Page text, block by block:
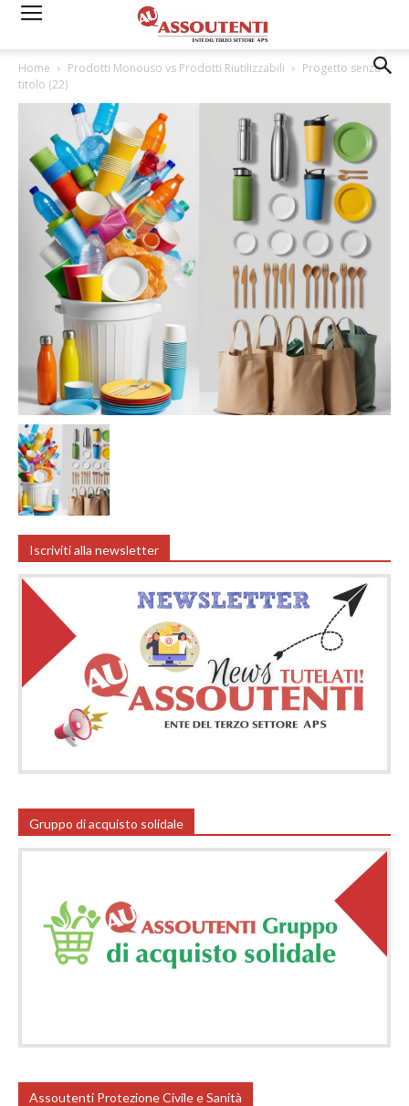
Home Prodotti Monouso vs Prodotti Riutilizzabili
Progetto senza
titolo (22)
Iscriviti alla newsletter
Gruppo di acquisto solidale
Assoutenti Protezione Civile e Sanità